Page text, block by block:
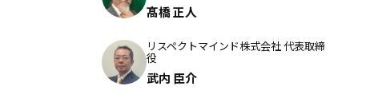
髙橋 正人
リスペクトマインド株式会社 代表取締
役
武内 臣介